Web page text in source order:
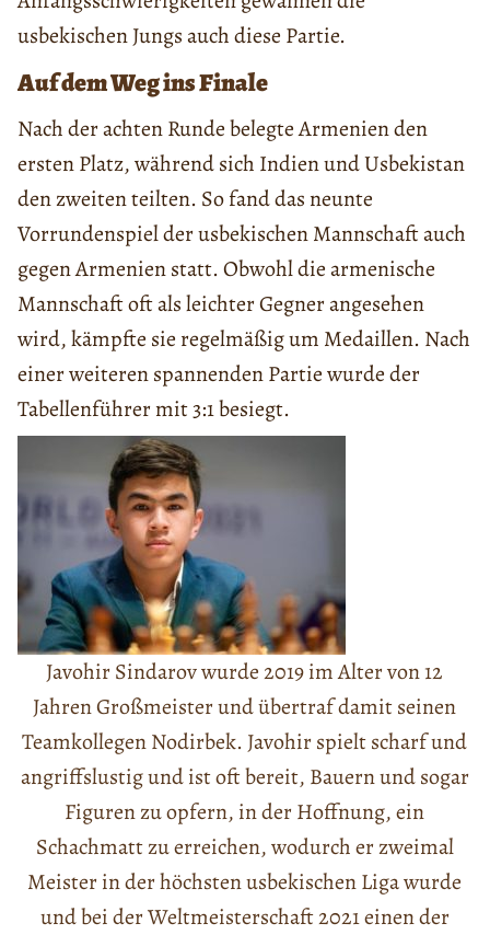
usbekischen Jungs auch diese Partie.
Auf dem Weg ins Finale
Nach der achten Runde belegte Armenien den
ersten Platz, während sich Indien und Usbekistan
den zweiten teilten. So fand das neunte
Vorrundenspiel der usbekischen Mannschaft auch
gegen Armenien statt. Obwohl die armenische
Mannschaft oft als leichter Gegner angesehen
wird, kämpfte sie regelmäßig um Medaillen. Nach
einer weiteren spannenden Partie wurde der
Tabellenführer mit 3:1 besiegt.
Javohir Sindarov wurde 2019 im Alter von 12
Jahren Großmeister und übertraf damit seinen
Teamkollegen Nodirbek. Javohir spielt scharf und
angriffslustig und ist oft bereit, Bauern und sogar
Figuren zu opfern, in der Hoffnung, ein
Schachmatt zu erreichen, wodurch er zweimal
Meister in der höchsten usbekischen Liga wurde
und bei der Weltmeisterschaft 2021 einen der